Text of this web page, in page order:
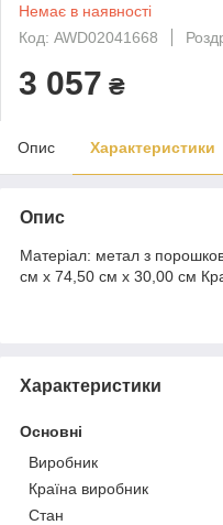
Немає в наявності
Код: AWD02041668
3 057 ₴
Опис Характеристики
Опис
Матеріал: метал з
cм x 74,50 cм x 30,00 cм
Характеристики
Основні
Виробник
Країна виробник
Стан